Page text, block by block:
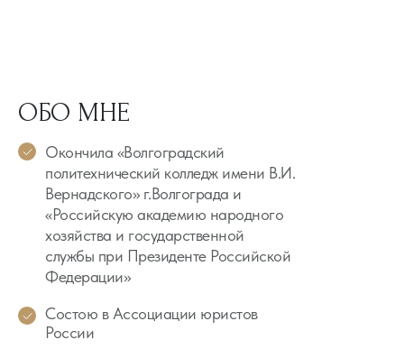
ОБО МНЕ
Состою в Ассоциации юристов
России
Окончила «Волгоградский
политехнический колледж имени В.И.
Вернадского» г.Волгограда и
«Российскую академию народного
хозяйства и государственной
службы при Президенте Российской
Федерации»